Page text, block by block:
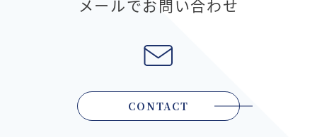
メールでお問い合わせ
CONTACT